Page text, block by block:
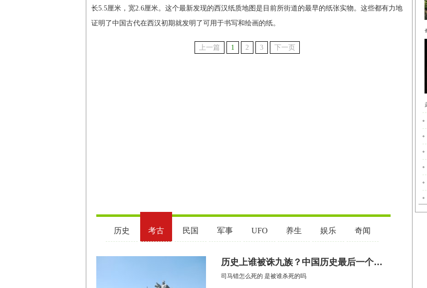
长5.5厘米，宽2.6厘米。这个最新发现的西汉纸质地图是目前所街道的最早的纸张实物。这些都有力地
证明了中国古代在西汉初期就发明了可用于书写和绘画的纸。
上一篇 1 2 3 下一页